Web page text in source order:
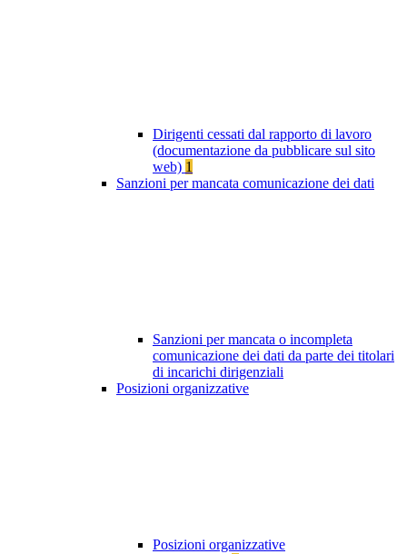
Dirigenti cessati dal rapporto di lavoro
(documentazione da pubblicare sul sito
web) 1
Sanzioni per mancata comunicazione dei dati
Sanzioni per mancata o incompleta
comunicazione dei dati da parte dei titolari
di incarichi dirigenziali
Posizioni organizzative
Posizioni organizzative